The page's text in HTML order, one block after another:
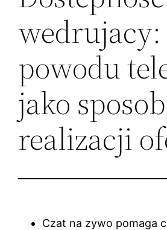
wedrujacy:
powodu
jako
realizacji
Czat na zywo pomaga